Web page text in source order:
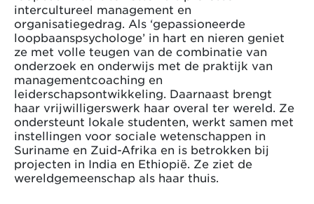
intercultureel management en
organisatiegedrag. Als ‘gepassioneerde
loopbaanspsychologe’ in hart en nieren geniet
ze met volle teugen van de combinatie van
onderzoek en onderwijs met de praktijk van
managementcoaching en
leiderschapsontwikkeling. Daarnaast brengt
haar vrijwilligerswerk haar overal ter wereld. Ze
ondersteunt lokale studenten, werkt samen met
instellingen voor sociale wetenschappen in
Suriname en Zuid-Afrika en is betrokken bij
projecten in India en Ethiopië. Ze ziet de
wereldgemeenschap als haar thuis.